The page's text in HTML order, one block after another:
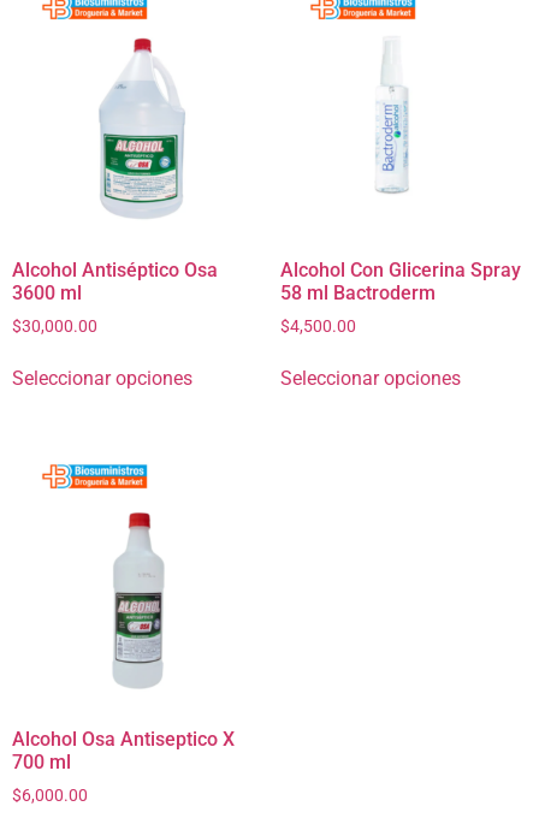
Alcohol Antiséptico Osa
3600 ml
$30,000.00
Seleccionar opciones
Alcohol Con Glicerina Spray
58 ml Bactroderm
$4,500.00
Seleccionar opciones
Alcohol Osa Antiseptico X
700 ml
$6,000.00